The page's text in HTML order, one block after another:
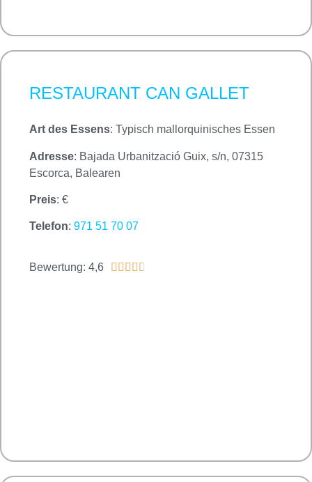
RESTAURANT CAN GALLET
Art des Essens: Typisch mallorquinisches Essen
Adresse: Bajada Urbanització Guix, s/n, 07315
Escorca, Balearen
Preis: €
Telefon: 971 51 70 07
Bewertung: 4,6     